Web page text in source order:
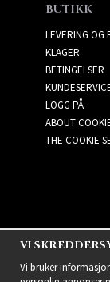
BUTIKK
LEVERING OG
KLAGER
BETINGELSER
LOGG PÅ
ABOUT
THE COOKIE
VI
Vi bruker